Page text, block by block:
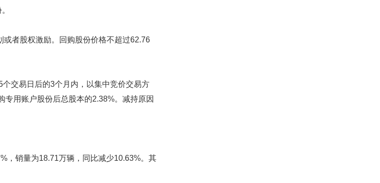
者股权激励。回购股份价格不超过62.76
交易日后的3个月内，以集中竞价交易方
用账户股份后总股本的2.38%。减持原因
，销量为18.71万辆，同比减少10.63%。其